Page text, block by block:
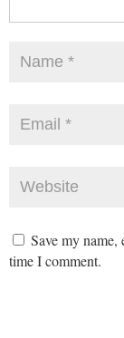
Save my
time I comment.